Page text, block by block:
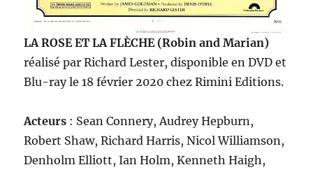
LA ROSE ET LA FLÈCHE (Robin and Marian)
réalisé par Richard Lester, disponible en DVD et
Blu-ray le 18 février 2020 chez Rimini Editions.
Acteurs : Sean Connery, Audrey Hepburn,
Robert Shaw, Richard Harris, Nicol Williamson,
Denholm Elliott, Ian Holm, Kenneth Haigh,